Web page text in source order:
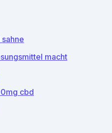
macht
cbd